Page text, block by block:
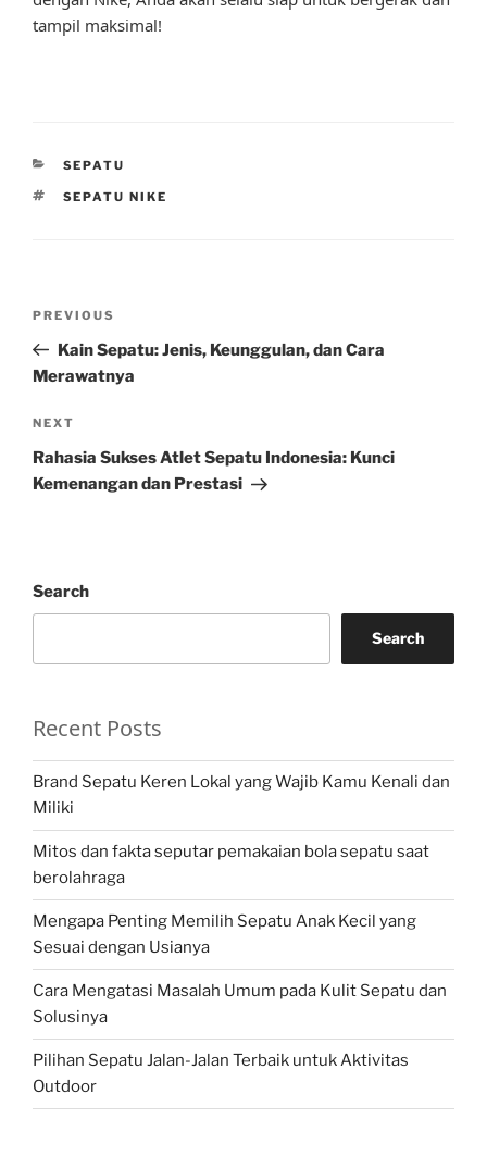
tampil maksimal!
CATEGORIES
SEPATU
TAGS
SEPATU NIKE
Previous
Post
PREVIOUS
Kain Sepatu: Jenis, Keunggulan, dan Cara
Merawatnya
Next
Post
NEXT
Rahasia Sukses Atlet Sepatu Indonesia: Kunci
Kemenangan dan Prestasi
Search
Search
Recent Posts
Brand Sepatu Keren Lokal yang Wajib Kamu Kenali dan
Miliki
Mitos dan fakta seputar pemakaian bola sepatu saat
berolahraga
Mengapa Penting Memilih Sepatu Anak Kecil yang
Sesuai dengan Usianya
Cara Mengatasi Masalah Umum pada Kulit Sepatu dan
Solusinya
Pilihan Sepatu Jalan-Jalan Terbaik untuk Aktivitas
Outdoor